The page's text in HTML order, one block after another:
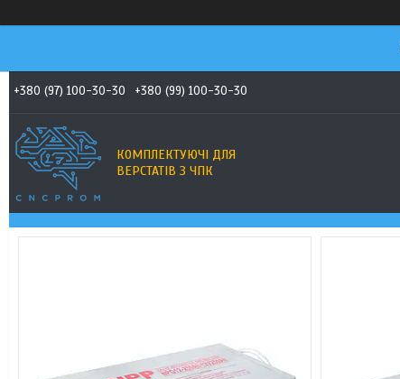
+380 (97) 100-30-30 +380 (99) 100-30-30
КОМПЛЕКТУЮЧІ ДЛЯ
ВЕРСТАТІВ З ЧПК